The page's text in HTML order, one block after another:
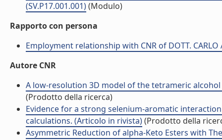
(SV.P17.001.001)(Modulo)
Rapporto con persona
Employment relationship with CNR of DOTT. CARLO
Autore CNR
A low-resolution 3D model of the tetrameric
(Prodotto della ricerca)
Evidence for a strong selenium-aromatic
calculations. (Articolo in rivista)(Prodotto della
Asymmetric Reduction of alpha-Keto Esters with